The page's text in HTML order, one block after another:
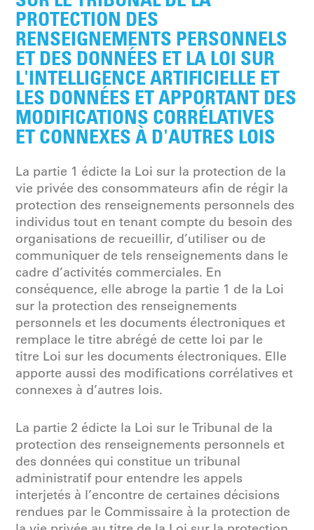
PROTECTION DES
RENSEIGNEMENTS PERSONNELS
ET DES DONNÉES ET LA LOI SUR
L'INTELLIGENCE ARTIFICIELLE ET
LES DONNÉES ET APPORTANT DES
MODIFICATIONS CORRÉLATIVES
ET CONNEXES À D'AUTRES LOIS
La partie 1 édicte la Loi sur la protection de la
vie privée des consommateurs afin de régir la
protection des renseignements personnels des
individus tout en tenant compte du besoin des
organisations de recueillir, d’utiliser ou de
communiquer de tels renseignements dans le
cadre d’activités commerciales. En
conséquence, elle abroge la partie 1 de la Loi
sur la protection des renseignements
personnels et les documents électroniques et
remplace le titre abrégé de cette loi par le
titre Loi sur les documents électroniques. Elle
apporte aussi des modifications corrélatives et
connexes à d’autres lois.
La partie 2 édicte la Loi sur le Tribunal de la
protection des renseignements personnels et
des données qui constitue un tribunal
administratif pour entendre les appels
interjetés à l’encontre de certaines décisions
rendues par le Commissaire à la protection de